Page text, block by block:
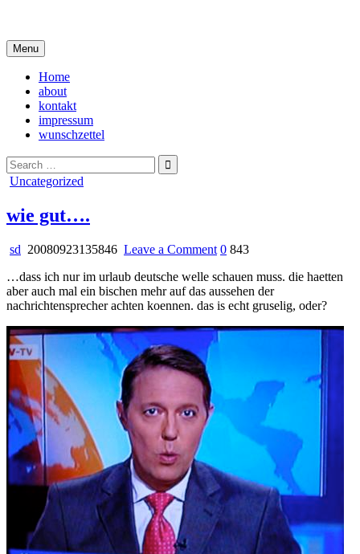
content
Menu
Home
about
kontakt
impressum
wunschzettel
Search
for:
Posted
Uncategorized
wie gut….
sd 20080923135846 Leave a Commenton
gut….
0 843
…dass ich nur im urlaub deutsche welle schauen muss. die haetten
aber auch mal ein bischen mehr auf das aussehen der
nachrichtensprecher achten koennen. das is echt gruselig, oder?